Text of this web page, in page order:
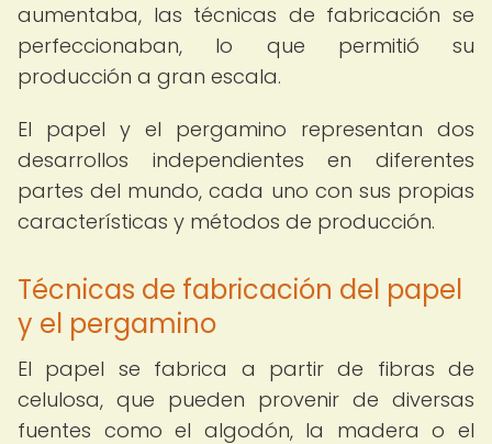
aumentaba, las técnicas de fabricación se
perfeccionaban, lo que permitió su
producción a gran escala.
El papel y el pergamino representan dos
desarrollos independientes en diferentes
partes del mundo, cada uno con sus propias
características y métodos de producción.
Técnicas de fabricación del papel
y el pergamino
El papel se fabrica a partir de fibras de
celulosa, que pueden provenir de diversas
fuentes como el algodón, la madera o el